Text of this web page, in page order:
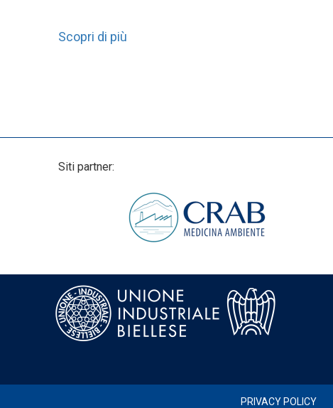
Scopri di più
Siti partner:
PRIVACY POLICY